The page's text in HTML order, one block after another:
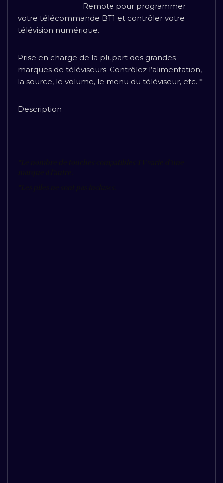
Remote pour programmer
votre télécommande BT1 et contrôler votre
télévision numérique.
Prise en charge de la plupart des grandes
marques de téléviseurs. Contrôlez l’alimentation,
la source, le volume, le menu du téléviseur, etc. *
Description